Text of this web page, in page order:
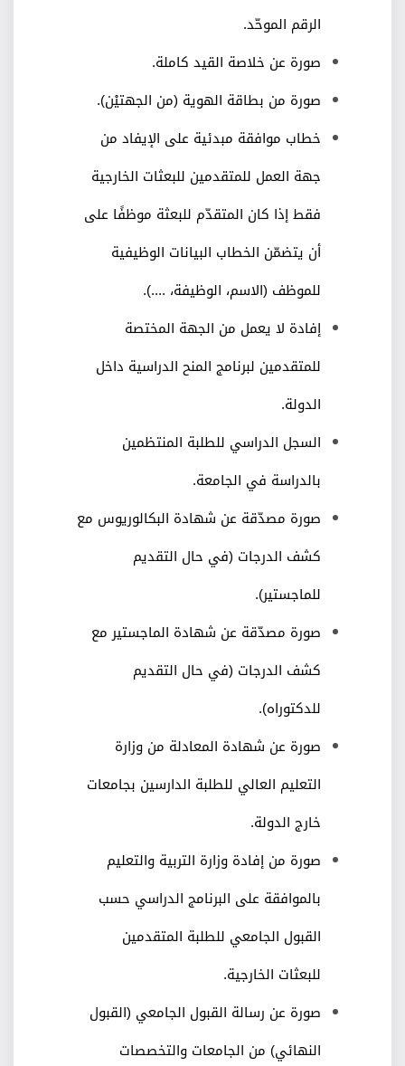
الرقم الموحّد.
صورة عن خلاصة القيد كاملة.
صورة من بطاقة الهوية (من الجهتيْن).
خطاب موافقة مبدئية على الإيفاد من
جهة العمل للمتقدمين للبعثات الخارجية
فقط إذا كان المتقدّم للبعثة موظفًا على
أن يتضمّن الخطاب البيانات الوظيفية
للموظف (الاسم، الوظيفة، ....).
إفادة لا يعمل من الجهة المختصة
للمتقدمين لبرنامج المنح الدراسية داخل
الدولة.
السجل الدراسي للطلبة المنتظمين
بالدراسة في الجامعة.
صورة مصدّقة عن شهادة البكالوريوس مع
كشف الدرجات (في حال التقديم
للماجستير).
صورة مصدّقة عن شهادة الماجستير مع
كشف الدرجات (في حال التقديم
للدكتوراه).
صورة عن شهادة المعادلة من وزارة
التعليم العالي للطلبة الدارسين بجامعات
خارج الدولة.
صورة من إفادة وزارة التربية والتعليم
بالموافقة على البرنامج الدراسي حسب
القبول الجامعي للطلبة المتقدمين
للبعثات الخارجية.
صورة عن رسالة القبول الجامعي (القبول
النهائي) من الجامعات والتخصصات